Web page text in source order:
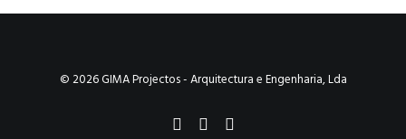
© 2026 GIMA Projectos - Arquitectura e Engenharia, Lda